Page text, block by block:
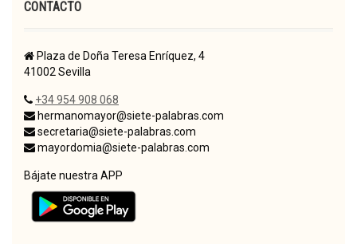
CONTACTO
Plaza de Doña Teresa Enríquez, 4
41002 Sevilla
+34 954 908 068
hermanomayor@siete-palabras.com
secretaria@siete-palabras.com
mayordomia@siete-palabras.com
Bájate nuestra APP